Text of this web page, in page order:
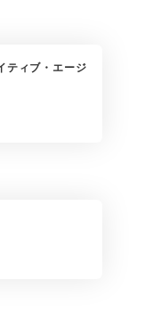
ティブ・エージ